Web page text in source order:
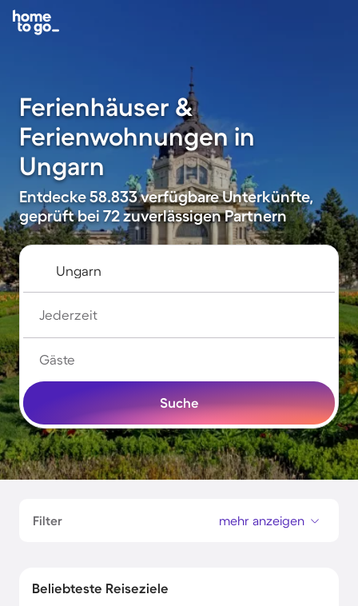
Ferienhäuser &
Ferienwohnungen in
Ungarn
Entdecke 58.833 verfügbare Unterkünfte,
geprüft bei 72 zuverlässigen Partnern
Jederzeit
Gäste
Suche
Filter mehr anzeigen
Beliebteste Reiseziele